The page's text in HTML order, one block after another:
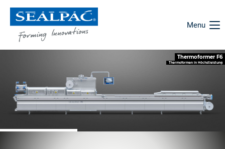
Menu
Thermoformer F6
Thermoformen in Höchstleistung